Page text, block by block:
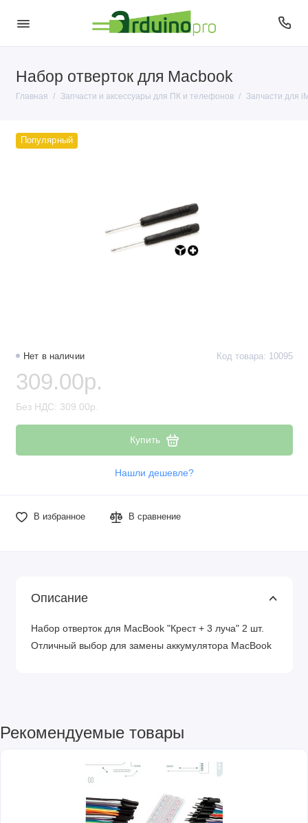
Набор отверток для Macbook
Главная Запчасти и аксессуары для ПК и телефонов Запчасти для
Запчасти для iMac и Macbook
Популярный
Нет в наличии Код товара: 10095
309.00р.
Без НДС: 309.00р.
Купить
Нашли дешевле?
В избранное В сравнение
Описание
Набор отверток для MacBook "Крест + 3 луча" 2 шт.
Отличный выбор для замены аккумулятора MacBook
Рекомендуемые товары